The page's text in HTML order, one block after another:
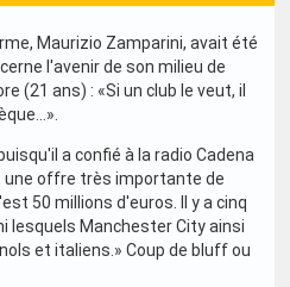
Maurizio Zamparini, avait été
l'avenir de son milieu de
(21 ans) : «Si un club le veut, il
a confié à la radio Cadena
offre très importante de
50 millions d'euros. Il y a cinq
lesquels Manchester City ainsi
et italiens.» Coup de bluff ou